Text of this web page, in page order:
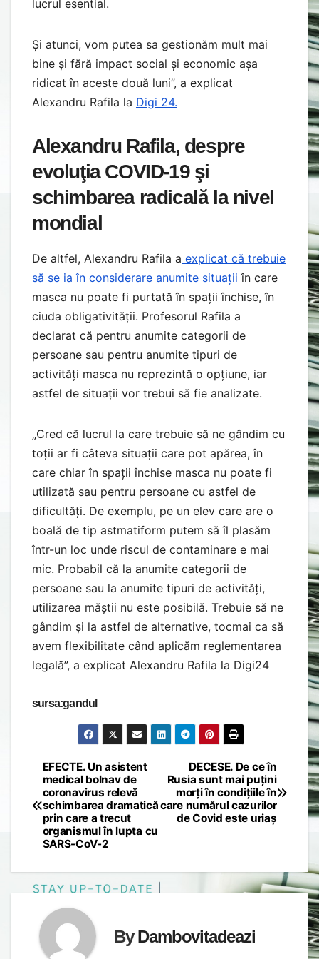
lucrul esential.
Și atunci, vom putea sa gestionăm mult mai
bine și fără impact social și economic așa
ridicat în aceste două luni”, a explicat
Alexandru Rafila la Digi 24.
Alexandru Rafila, despre
evoluţia COVID-19 şi
schimbarea radicală la nivel
mondial
De altfel, Alexandru Rafila a explicat că trebuie
să se ia în considerare anumite situații în care
masca nu poate fi purtată în spații închise, în
ciuda obligativității. Profesorul Rafila a
declarat că pentru anumite categorii de
persoane sau pentru anumite tipuri de
activități masca nu reprezintă o opțiune, iar
astfel de situații vor trebui să fie analizate.
„Cred că lucrul la care trebuie să ne gândim cu
toții ar fi câteva situații care pot apărea, în
care chiar în spații închise masca nu poate fi
utilizată sau pentru persoane cu astfel de
dificultăți. De exemplu, pe un elev care are o
boală de tip astmatiform putem să îl plasăm
într-un loc unde riscul de contaminare e mai
mic. Probabil că la anumite categorii de
persoane sau la anumite tipuri de activități,
utilizarea măștii nu este posibilă. Trebuie să ne
gândim și la astfel de alternative, tocmai ca să
avem flexibilitate când aplicăm reglementarea
legală”, a explicat Alexandru Rafila la Digi24
sursa:gandul
Post
navigation
DECESE. De ce în
Rusia sunt mai puțini
morți în condițiile în
care numărul cazurilor
de Covid este uriaș
EFECTE. Un asistent
medical bolnav de
coronavirus relevă
schimbarea dramatică
prin care a trecut
organismul în lupta cu
SARS-CoV-2
ByDambovitadeazi